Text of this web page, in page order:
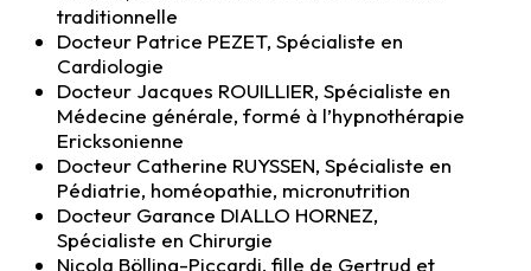
traditionnelle
Docteur Patrice PEZET, Spécialiste en
Cardiologie
Docteur Jacques ROUILLIER, Spécialiste en
Médecine générale, formé à l’hypnothérapie
Ericksonienne
Docteur Catherine RUYSSEN, Spécialiste en
Pédiatrie, homéopathie, micronutrition
Docteur Garance DIALLO HORNEZ,
Spécialiste en Chirurgie
Nicola Bölling-Piccardi, fille de Gertrud et